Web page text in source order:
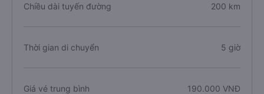
Chiều dài tuyến đường 200 km
Thời gian di chuyển 5 giờ
Giá vé trung bình 190.000 VNĐ